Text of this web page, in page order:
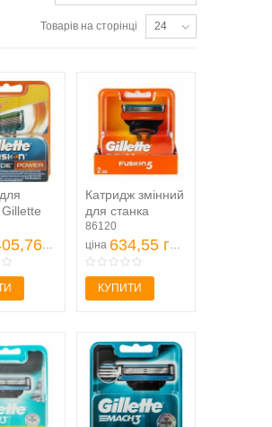
Товарів на сторінці 24
Gillette
4шт
грн
Катридж змінний
для станка
Gillette Fusion5
2шт/уп
86120
ціна 634,55 грн
КУПИТИ